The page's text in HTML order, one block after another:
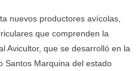
nuevos productores avícolas,
que comprenden la
Avicultor, que se desarrolló en la
Santos Marquina del estado